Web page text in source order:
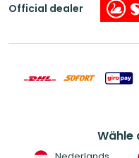
Official dealer
Wähle